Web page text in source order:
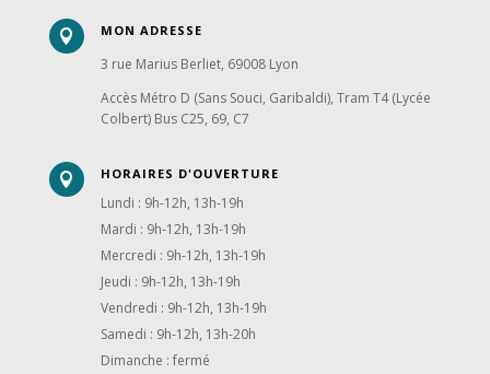
 MON ADRESSE
3 rue Marius Berliet, 69008 Lyon
Accès Métro D (Sans Souci, Garibaldi), Tram T4 (Lycée
Colbert) Bus C25, 69, C7
 HORAIRES D'OUVERTURE
Lundi : 9h-12h, 13h-19h
Mardi : 9h-12h, 13h-19h
Mercredi : 9h-12h, 13h-19h
Jeudi : 9h-12h, 13h-19h
Vendredi : 9h-12h, 13h-19h
Samedi : 9h-12h, 13h-20h
Dimanche : fermé